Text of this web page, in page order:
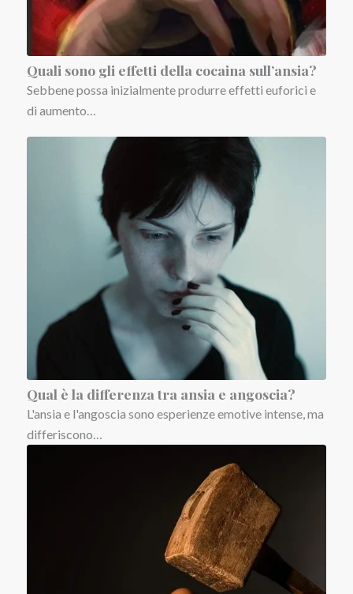
Quali sono gli effetti della cocaina sull’ansia?
Sebbene possa inizialmente produrre effetti euforici e
di aumento…
Qual è la differenza tra ansia e angoscia?
L'ansia e l'angoscia sono esperienze emotive intense, ma
differiscono…